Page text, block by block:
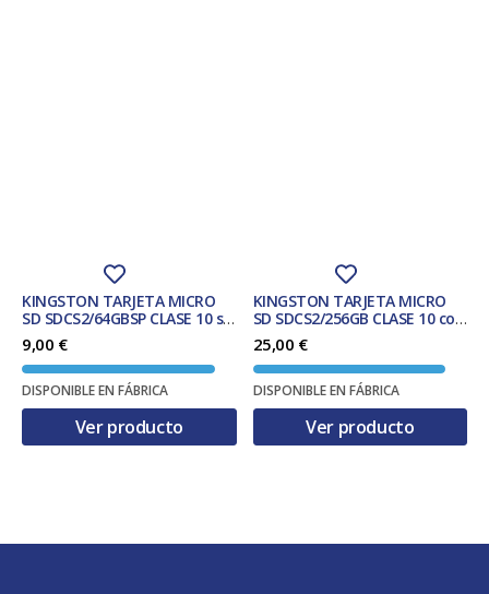
KINGSTON TARJETA MICRO
SD SDCS2/64GBSP CLASE 10 sin
adaptador
9,00 €
DISPONIBLE EN FÁBRICA
Ver producto
KINGSTON TARJETA MICRO
SD SDCS2/256GB CLASE 10 con
adaptador
25,00 €
DISPONIBLE EN FÁBRICA
Ver producto